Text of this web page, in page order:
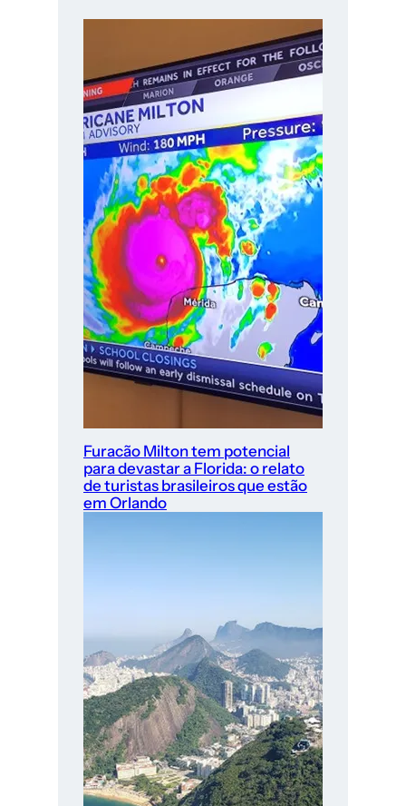
Furacão Milton tem potencial
para devastar a Florida: o relato
de turistas brasileiros que estão
em Orlando